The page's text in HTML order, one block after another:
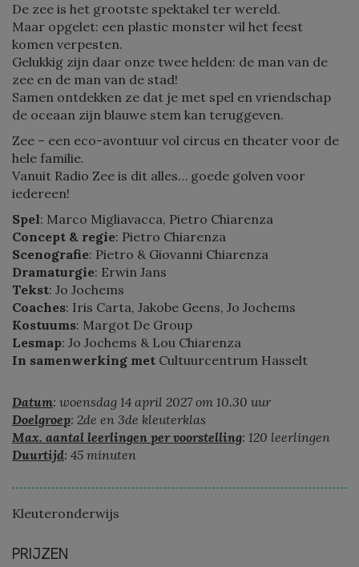
De zee is het grootste spektakel ter wereld.
Maar opgelet: een plastic monster wil het feest
komen verpesten.
Gelukkig zijn daar onze twee helden: de man van de
zee en de man van de stad!
Samen ontdekken ze dat je met spel en vriendschap
de oceaan zijn blauwe stem kan teruggeven.
Zee – een eco-avontuur vol circus en theater voor de
hele familie.
Vanuit Radio Zee is dit alles… goede golven voor
iedereen!
Spel: Marco Migliavacca, Pietro Chiarenza
Concept & regie: Pietro Chiarenza
Scenografie: Pietro & Giovanni Chiarenza
Dramaturgie: Erwin Jans
Tekst: Jo Jochems
Coaches: Iris Carta, Jakobe Geens, Jo Jochems
Kostuums: Margot De Group
Lesmap: Jo Jochems & Lou Chiarenza
In samenwerking met Cultuurcentrum Hasselt
Datum: woensdag 14 april 2027 om 10.30 uur
Doelgroep: 2de en 3de kleuterklas
Max. aantal leerlingen per voorstelling: 120 leerlingen
Duurtijd: 45 minuten
Kleuteronderwijs
PRIJZEN